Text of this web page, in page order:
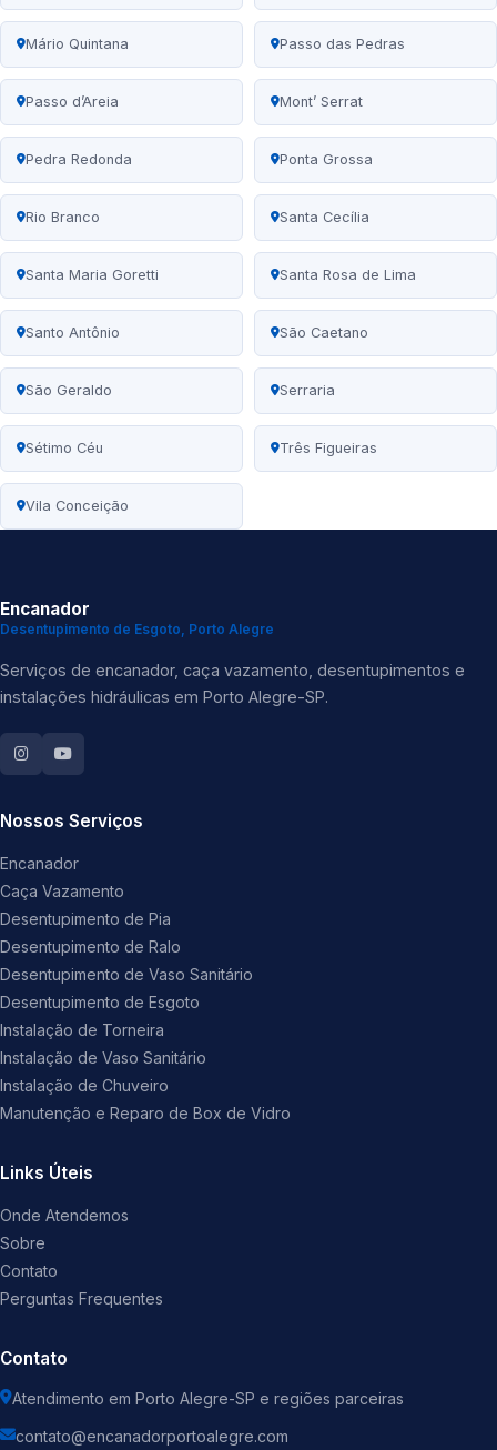
Mário Quintana Passo das Pedras
Passo d’Areia Mont’ Serrat
Pedra Redonda Ponta Grossa
Rio Branco Santa Cecília
Santa Maria Goretti Santa Rosa de Lima
Santo Antônio São Caetano
São Geraldo Serraria
Sétimo Céu Três Figueiras
Vila Conceição
Encanador
Desentupimento de Esgoto, Porto Alegre
Serviços de encanador, caça vazamento, desentupimentos e
instalações hidráulicas em Porto Alegre-SP.
Nossos Serviços
Encanador
Caça Vazamento
Desentupimento de Pia
Desentupimento de Ralo
Desentupimento de Vaso Sanitário
Desentupimento de Esgoto
Instalação de Torneira
Instalação de Vaso Sanitário
Instalação de Chuveiro
Manutenção e Reparo de Box de Vidro
Links Úteis
Onde Atendemos
Sobre
Contato
Perguntas Frequentes
Contato
Atendimento em Porto Alegre-SP e regiões parceiras
contato@encanadorportoalegre.com